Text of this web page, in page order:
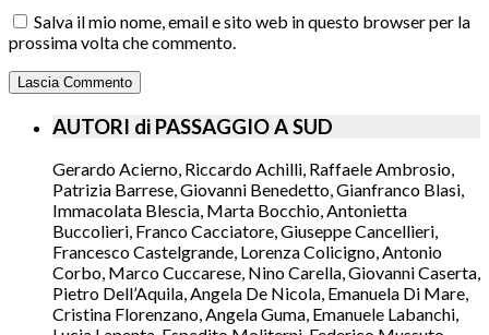
Salva il mio nome, email e sito web in questo browser per la
prossima volta che commento.
AUTORI di PASSAGGIO A SUD
Gerardo Acierno, Riccardo Achilli, Raffaele Ambrosio,
Patrizia Barrese, Giovanni Benedetto, Gianfranco Blasi,
Immacolata Blescia, Marta Bocchio, Antonietta
Buccolieri, Franco Cacciatore, Giuseppe Cancellieri,
Francesco Castelgrande, Lorenza Colicigno, Antonio
Corbo, Marco Cuccarese, Nino Carella, Giovanni Caserta,
Pietro Dell’Aquila, Angela De Nicola, Emanuela Di Mare,
Cristina Florenzano, Angela Guma, Emanuele Labanchi,